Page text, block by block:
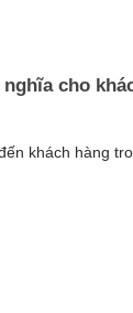
cho
khách hàng